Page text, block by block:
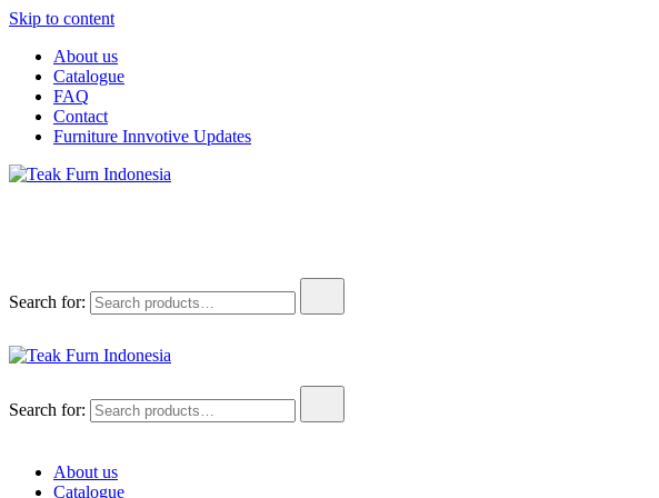
Skip to content
About us
Catalogue
FAQ
Contact
Furniture Innvotive Updates
Search for:
Search for:
About us
Catalogue